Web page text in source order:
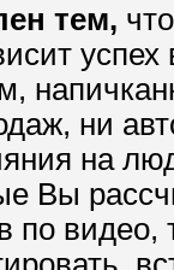
тем,
ни
на
Вы
по видео,